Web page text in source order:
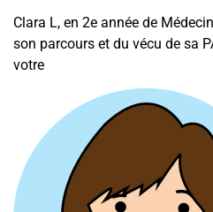
Clara L, en 2e année de
son parcours et du vécu de sa
votre